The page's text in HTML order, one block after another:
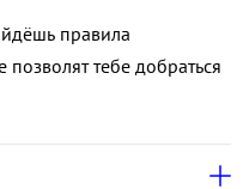
правила
тебе добраться